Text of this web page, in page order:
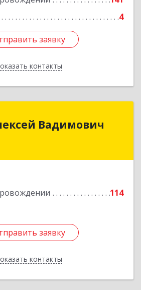
4
заявку
контакты
заявку
Назад
Вадимович
114
заявку
контакты
Алексей Вадимович
заявку
Назад